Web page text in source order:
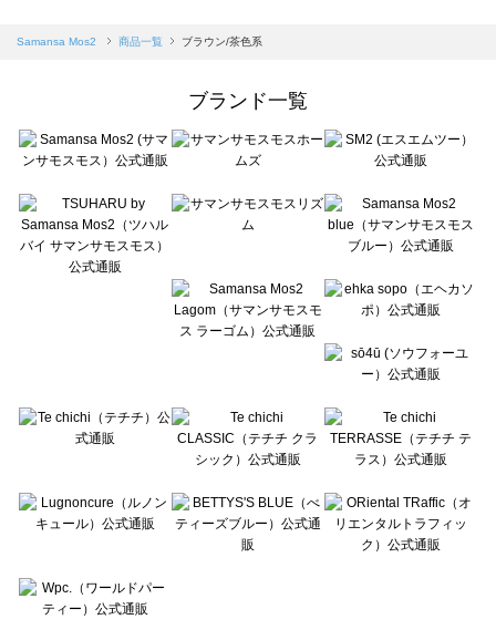
Samansa Mos2 blue（サマンサモスモス ブルー）の一覧
Te chichi（テチチ）の一覧
Te chichi CLASSIC（テチチ クラシック）の一覧
Lugnoncure（ルノンキュール）の一覧
BETTY'S BLUE（べティーズブルー）の一覧
Wpc.（ワールドパーティー）の一覧
Samansa Mos2 商品一覧 ブラウン/茶色系
ブランド一覧